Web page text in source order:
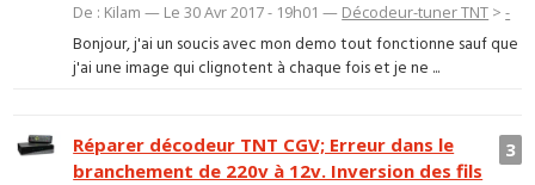
De : Kilam — Le 30 Avr 2017 - 19h01 — Décodeur-tuner TNT >-
Bonjour, j'ai un soucis avec mon demo tout fonctionne sauf que
j'ai une image qui clignotent à chaque fois et je ne ...
3
Réparer décodeur TNT CGV; Erreur dans le
branchement de 220v à 12v. Inversion des fils